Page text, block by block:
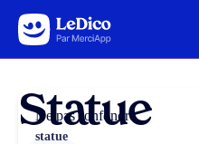
Aller au contenu
Statue
Ne pas confondre
statue